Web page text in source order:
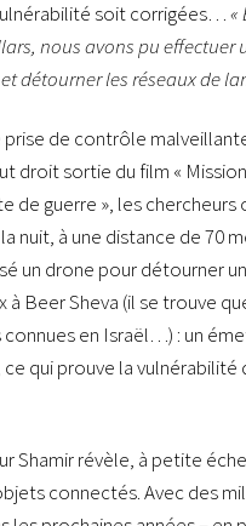
soit corrigées…«
nous avons pu effectuer
détourner les réseaux de
de contrôle
droit sortie du film «
de guerre », les
nuit, à une distance de 70
un drone pour détourner
à Beer Sheva (il se trouve
en Israël…) : un
qui prouve la
Shamir révèle, à petite
connectés. Avec des